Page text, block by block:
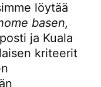
löytää
basen,
ja Kuala
kriteerit